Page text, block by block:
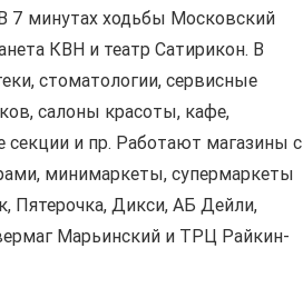
7 минутах ходьбы Московский
КВН и театр Сатирикон. В
стоматологии, сервисные
салоны красоты, кафе,
секции и пр. Работают магазины с
минимаркеты, супермаркеты
Пятерочка, Дикси, АБ Дейли,
Марьинский и ТРЦ Райкин-